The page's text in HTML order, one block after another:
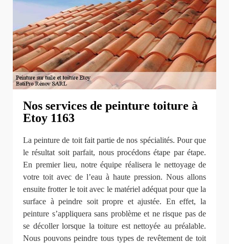
Nos services de peinture toiture à
Etoy 1163
La peinture de toit fait partie de nos spécialités. Pour que
le résultat soit parfait, nous procédons étape par étape.
En premier lieu, notre équipe réalisera le nettoyage de
votre toit avec de l’eau à haute pression. Nous allons
ensuite frotter le toit avec le matériel adéquat pour que la
surface à peindre soit propre et ajustée. En effet, la
peinture s’appliquera sans problème et ne risque pas de
se décoller lorsque la toiture est nettoyée au préalable.
Nous pouvons peindre tous types de revêtement de toit